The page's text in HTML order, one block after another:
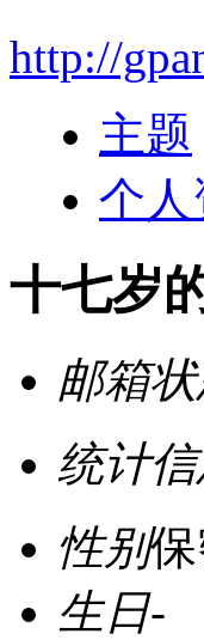
http://
主题
个人
十七岁
邮箱
统计
性别
生日-